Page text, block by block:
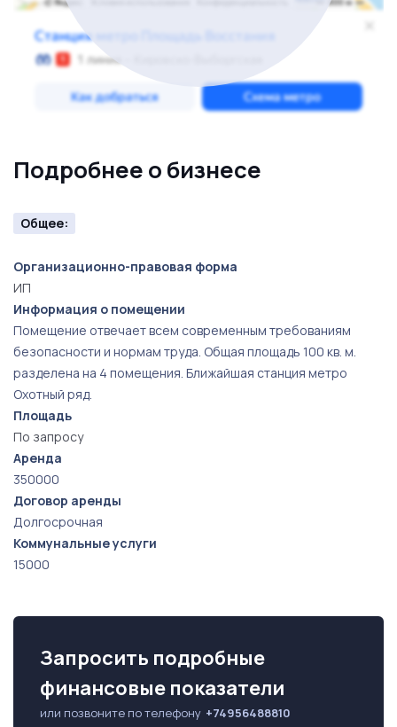
Вашими выгодами от приобретения именно этого
салона красоты станут: инвестирование в доходный
и проверенный временем бизнес. А так же,
возможность увеличение выручки за счет введения
красоты стабильно высок, а актуальность
Подробнее о бизнесе
Общее:
Организационно-правовая форма
ИП
Информация о помещении
Помещение отвечает всем современным требованиям
безопасности и нормам труда. Общая площадь 100 кв. м.
разделена на 4 помещения. Ближайшая станция метро
Охотный ряд.
Площадь
По запросу
Аренда
350000
Договор аренды
Долгосрочная
Коммунальные услуги
15000
Запросить подробные
финансовые показатели
или позвоните по телефону +74956488810